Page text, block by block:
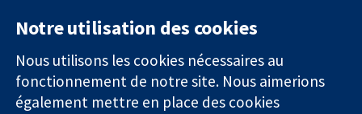
Des données
probantes.
Des décisions
11-13 Cavendish
Square
Londres
W1G0AN
Royaume-Uni
nous
Actualités
Service de
presse
Notre utilisation des cookies
Nous utilisons les cookies nécessaires au
fonctionnement de notre site. Nous aimerions
également mettre en place des cookies